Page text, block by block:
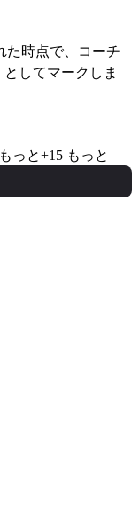
た時点で、コーチ
してマークしま
っと+15 もっと